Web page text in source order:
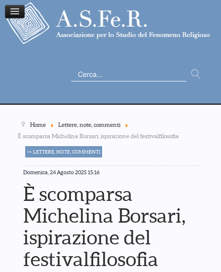
Cerca...
Home
Lettere, note, commenti
È scomparsa Michelina Borsari, ispirazione del festivalfilosofia
<< LETTERE, NOTE, COMMENTI
Domenica, 24 Agosto 2025 15:16
È scomparsa
Michelina Borsari,
ispirazione del
festivalfilosofia